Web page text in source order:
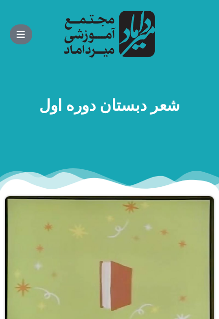
شعر دبستان دوره اول